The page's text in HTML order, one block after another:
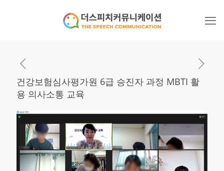
건강보험심사평가원 6급 승진자 과정 MBTI 활
용 의사소통 교육